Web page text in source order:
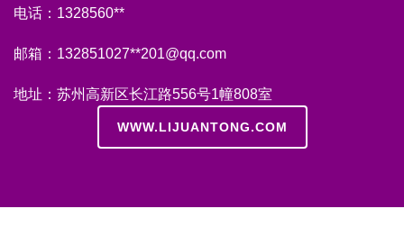
电话：1328560**
邮箱：132851027**201@qq.com
地址：苏州高新区长江路556号1幢808室
WWW.LIJUANTONG.COM